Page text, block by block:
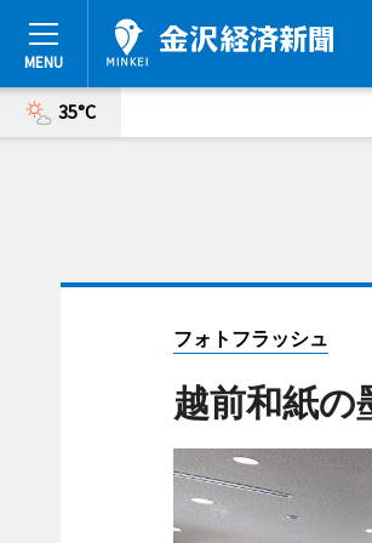
35°C
フォトフラッシュ
越前和紙の